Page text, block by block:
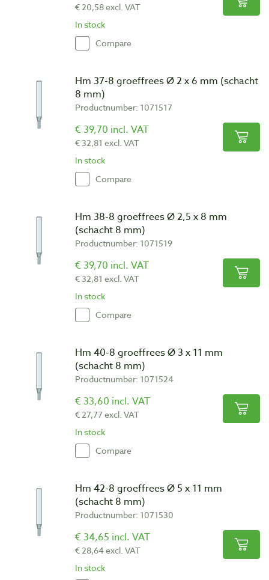
€ 20,58 excl. VAT
In stock
Compare
Hm 37-8 groeffrees Ø 2 x 6 mm (schacht
8 mm)
Productnumber: 1071517
€ 39,70 incl. VAT
€ 32,81 excl. VAT
In stock
Compare
Hm 38-8 groeffrees Ø 2,5 x 8 mm
(schacht 8 mm)
Productnumber: 1071519
€ 39,70 incl. VAT
€ 32,81 excl. VAT
In stock
Compare
Hm 40-8 groeffrees Ø 3 x 11 mm
(schacht 8 mm)
Productnumber: 1071524
€ 33,60 incl. VAT
€ 27,77 excl. VAT
In stock
Compare
Hm 42-8 groeffrees Ø 5 x 11 mm
(schacht 8 mm)
Productnumber: 1071530
€ 34,65 incl. VAT
€ 28,64 excl. VAT
In stock